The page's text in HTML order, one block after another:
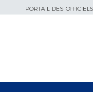
PORTAIL DES OFFICIELS